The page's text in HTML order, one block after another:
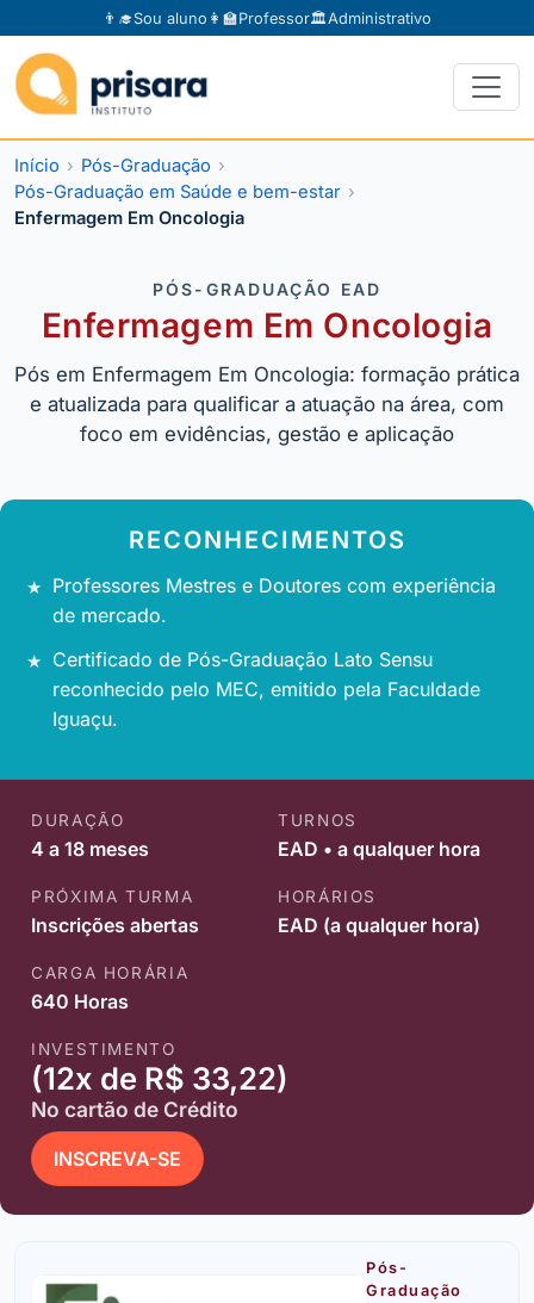
👨‍🎓Sou aluno 👩‍🏫Professor🏛️Administrativo
Início
Pós-Graduação
Pós-Graduação em Saúde e bem-estar
Enfermagem Em Oncologia
PÓS-GRADUAÇÃO EAD
Enfermagem Em Oncologia
Pós em Enfermagem Em Oncologia: formação prática
e atualizada para qualificar a atuação na área, com
foco em evidências, gestão e aplicação
RECONHECIMENTOS
Professores Mestres e Doutores com experiência
de mercado.
Certificado de Pós-Graduação Lato Sensu
reconhecido pelo MEC, emitido pela Faculdade
Iguaçu.
DURAÇÃO
4 a 18 meses
TURNOS
EAD • a qualquer hora
PRÓXIMA TURMA
Inscrições abertas
HORÁRIOS
EAD (a qualquer hora)
CARGA HORÁRIA
640 Horas
INVESTIMENTO
(12x de R$ 33,22)
No cartão de Crédito
INSCREVA-SE
Pós-
Graduação